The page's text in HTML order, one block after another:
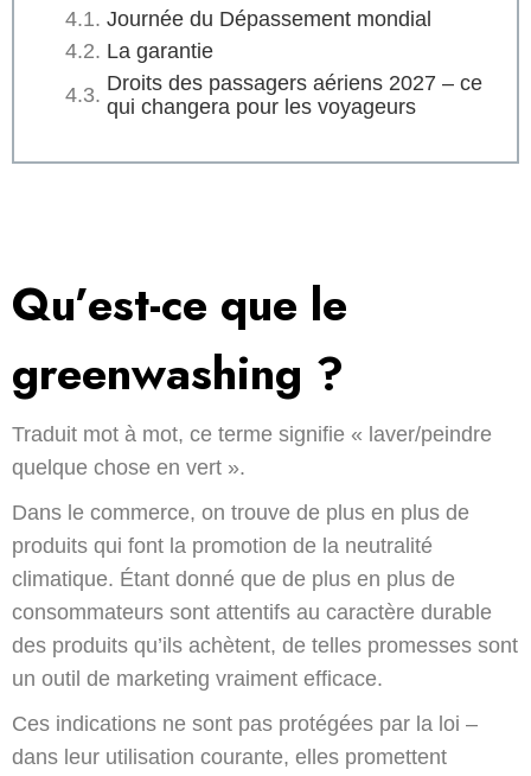
Journée du Dépassement mondial
La garantie
Droits des passagers aériens 2027 – ce
qui changera pour les voyageurs
Qu’est-ce que le
greenwashing ?
Traduit mot à mot, ce terme signifie « laver/peindre
quelque chose en vert ».
Dans le commerce, on trouve de plus en plus de
produits qui font la promotion de la neutralité
climatique. Étant donné que de plus en plus de
consommateurs sont attentifs au caractère durable
des produits qu’ils achètent, de telles promesses sont
un outil de marketing vraiment efficace.
Ces indications ne sont pas protégées par la loi –
dans leur utilisation courante, elles promettent